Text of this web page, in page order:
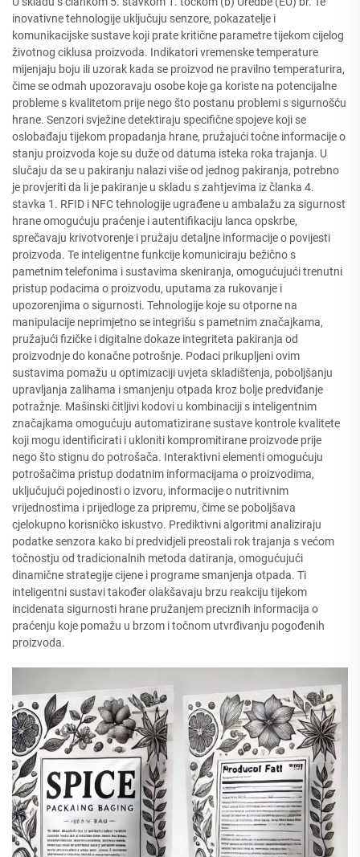
inovativne tehnologije uključuju senzore, pokazatelje i
komunikacijske sustave koji prate kritične parametre tijekom cijelog
životnog ciklusa proizvoda. Indikatori vremenske temperature
mijenjaju boju ili uzorak kada se proizvod ne pravilno temperaturira,
čime se odmah upozoravaju osobe koje ga koriste na potencijalne
probleme s kvalitetom prije nego što postanu problemi s sigurnošću
hrane. Senzori svježine detektiraju specifične spojeve koji se
oslobađaju tijekom propadanja hrane, pružajući točne informacije o
stanju proizvoda koje su duže od datuma isteka roka trajanja. U
slučaju da se u pakiranju nalazi više od jednog pakiranja, potrebno
je provjeriti da li je pakiranje u skladu s zahtjevima iz članka 4.
stavka 1. RFID i NFC tehnologije ugrađene u ambalažu za sigurnost
hrane omogućuju praćenje i autentifikaciju lanca opskrbe,
sprečavaju krivotvorenje i pružaju detaljne informacije o povijesti
proizvoda. Te inteligentne funkcije komuniciraju bežično s
pametnim telefonima i sustavima skeniranja, omogućujući trenutni
pristup podacima o proizvodu, uputama za rukovanje i
upozorenjima o sigurnosti. Tehnologije koje su otporne na
manipulacije neprimjetno se integrišu s pametnim značajkama,
pružajući fizičke i digitalne dokaze integriteta pakiranja od
proizvodnje do konačne potrošnje. Podaci prikupljeni ovim
sustavima pomažu u optimizaciji uvjeta skladištenja, poboljšanju
upravljanja zalihama i smanjenju otpada kroz bolje predviđanje
potražnje. Mašinski čitljivi kodovi u kombinaciji s inteligentnim
značajkama omogućuju automatizirane sustave kontrole kvalitete
koji mogu identificirati i ukloniti kompromitirane proizvode prije
nego što stignu do potrošača. Interaktivni elementi omogućuju
potrošačima pristup dodatnim informacijama o proizvodima,
uključujući pojedinosti o izvoru, informacije o nutritivnim
vrijednostima i prijedloge za pripremu, čime se poboljšava
cjelokupno korisničko iskustvo. Prediktivni algoritmi analiziraju
podatke senzora kako bi predvidjeli preostali rok trajanja s većom
točnostju od tradicionalnih metoda datiranja, omogućujući
dinamične strategije cijene i programe smanjenja otpada. Ti
inteligentni sustavi također olakšavaju brzu reakciju tijekom
incidenata sigurnosti hrane pružanjem preciznih informacija o
praćenju koje pomažu u brzom i točnom utvrđivanju pogođenih
proizvoda.